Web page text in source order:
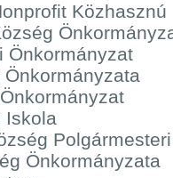
Közhasznú
Önkormányzat
Iskola
Önkormányzata